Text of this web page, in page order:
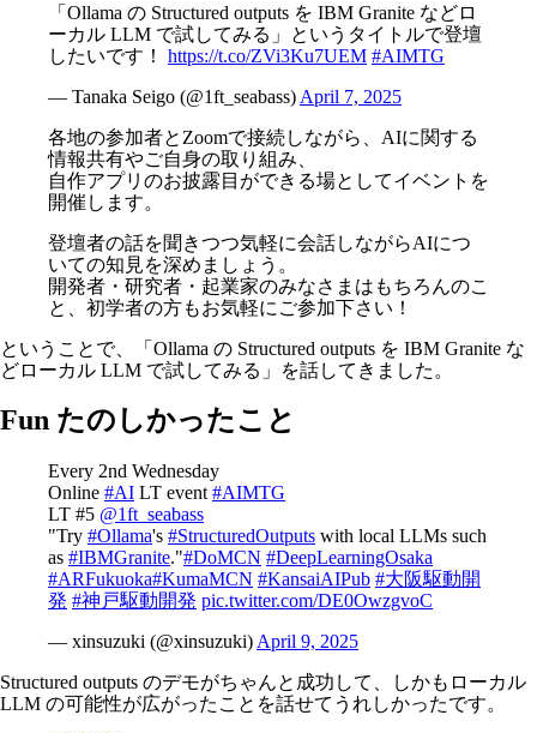
「Ollama の Structured outputs を IBM Granite などロ
ーカル LLM で試してみる」というタイトルで登壇
したいです！ https://t.co/ZVi3Ku7UEM #AIMTG
— Tanaka Seigo (@1ft_seabass) April 7, 2025
各地の参加者とZoomで接続しながら、AIに関する
情報共有やご自身の取り組み、
自作アプリのお披露目ができる場としてイベントを
開催します。
登壇者の話を聞きつつ気軽に会話しながらAIにつ
いての知見を深めましょう。
開発者・研究者・起業家のみなさまはもちろんのこ
と、初学者の方もお気軽にご参加下さい！
ということで、「Ollama の Structured outputs を IBM Granite な
どローカル LLM で試してみる」を話してきました。
Fun たのしかったこと
Every 2nd Wednesday
Online #AI LT event #AIMTG
LT #5 @1ft_seabass
"Try #Ollama's #StructuredOutputs with local LLMs such
as #IBMGranite."#DoMCN #DeepLearningOsaka
#ARFukuoka#KumaMCN #KansaiAIPub #大阪駆動開
発 #神戸駆動開発 pic.twitter.com/DE0OwzgvoC
— xinsuzuki (@xinsuzuki) April 9, 2025
Structured outputs のデモがちゃんと成功して、しかもローカル
LLM の可能性が広がったことを話せてうれしかったです。